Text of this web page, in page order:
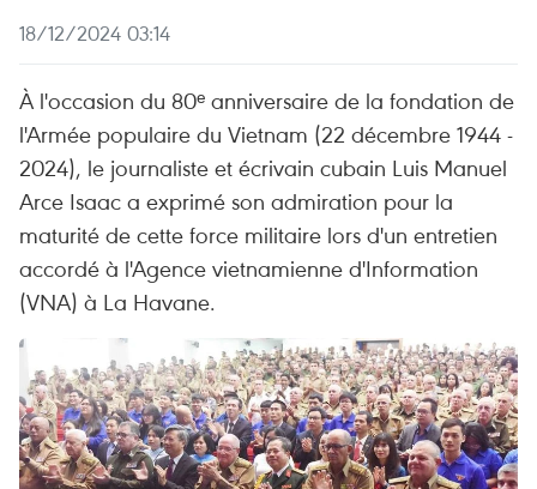
18/12/2024 03:14
À l'occasion du 80ᵉ anniversaire de la fondation de
l'Armée populaire du Vietnam (22 décembre 1944 -
2024), le journaliste et écrivain cubain Luis Manuel
Arce Isaac a exprimé son admiration pour la
maturité de cette force militaire lors d'un entretien
accordé à l'Agence vietnamienne d'Information
(VNA) à La Havane.